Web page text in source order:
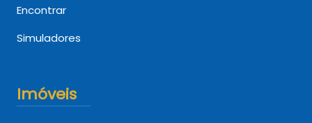
Encontrar
Simuladores
Imóveis